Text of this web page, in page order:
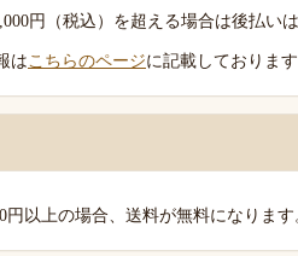
円（税込）を超える場合は後払い
は こちらのページに記載しております
円以上の場合、送料が無料になります